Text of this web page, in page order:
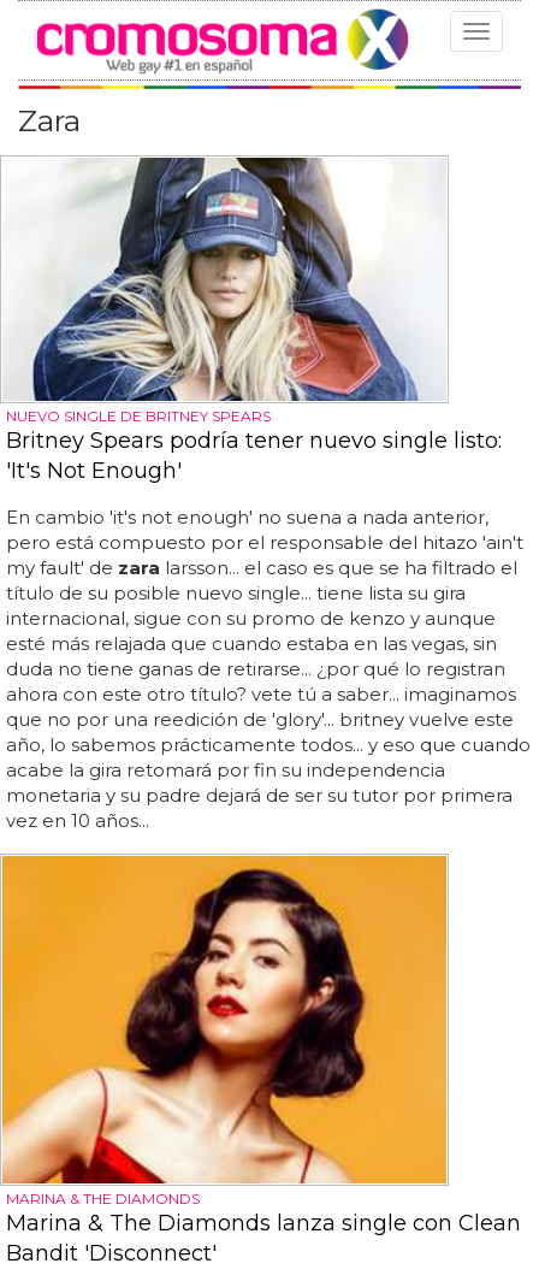
Toggle
Zara
NUEVO SINGLE DE BRITNEY SPEARS
Britney Spears podría tener nuevo single listo:
'It's Not Enough'
En cambio 'it's not enough' no suena a nada anterior,
pero está compuesto por el responsable del hitazo 'ain't
my fault' de zara larsson... el caso es que se ha filtrado el
título de su posible nuevo single... tiene lista su gira
internacional, sigue con su promo de kenzo y aunque
esté más relajada que cuando estaba en las vegas, sin
duda no tiene ganas de retirarse... ¿por qué lo registran
ahora con este otro título? vete tú a saber... imaginamos
que no por una reedición de 'glory'... britney vuelve este
año, lo sabemos prácticamente todos... y eso que cuando
acabe la gira retomará por fin su independencia
monetaria y su padre dejará de ser su tutor por primera
vez en 10 años...
MARINA & THE DIAMONDS
Marina & The Diamonds lanza single con Clean
Bandit 'Disconnect'